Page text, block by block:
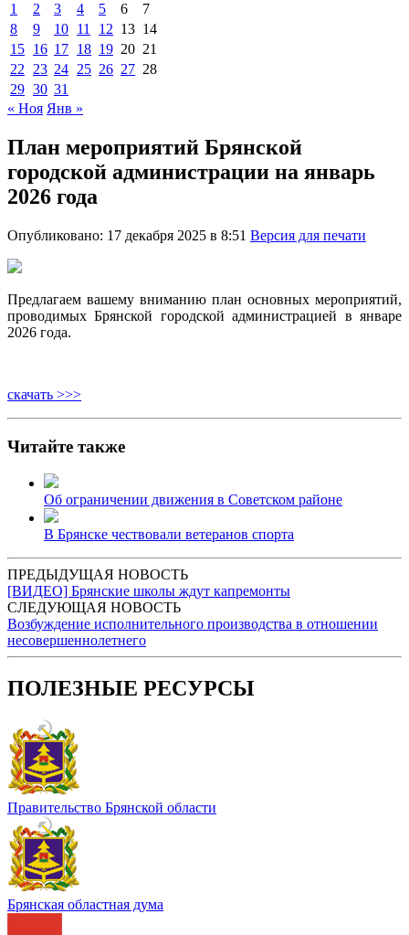
1 2 3 4 5 6
7
8
9 10 11 12 13 14
15 16 17 18 19 20 21
22
23 24 25 26 27 28
29 30 31
« Ноя Янв »
План мероприятий Брянской
городской администрации на январь
2026 года
Опубликовано: 17 декабря 2025 в 8:51 Версия для печати
Предлагаем вашему вниманию план основных мероприятий,
проводимых Брянской городской администрацией в январе
2026 года.
скачать >>>
Читайте также
Об ограничении движения в Советском районе
В Брянске чествовали ветеранов спорта
ПРЕДЫДУЩАЯ НОВОСТЬ
[ВИДЕО] Брянские школы ждут капремонты
СЛЕДУЮЩАЯ НОВОСТЬ
Возбуждение исполнительного производства в отношении
несовершеннолетнего
ПОЛЕЗНЫЕ РЕСУРСЫ
Правительство Брянской области
Брянская областная дума